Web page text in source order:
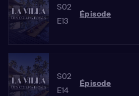
S02
E13
Épisode
S02
E14
Épisode